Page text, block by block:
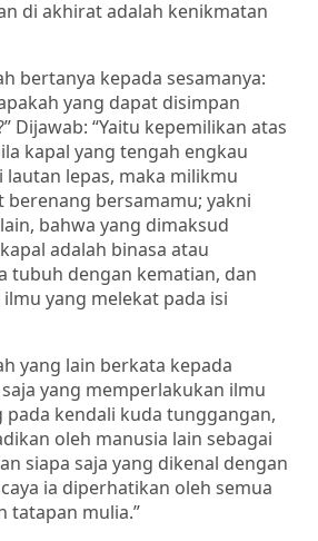
di akhirat adalah kenikmatan
bertanya kepada sesamanya:
yang dapat disimpan
Dijawab: “Yaitu kepemilikan atas
kapal yang tengah engkau
lepas, maka milikmu
bersamamu; yakni
bahwa yang dimaksud
adalah binasa atau
tubuh dengan kematian, dan
yang melekat pada isi
yang lain berkata kepada
saja yang memperlakukan ilmu
pada kendali kuda tunggangan,
oleh manusia lain sebagai
siapa saja yang dikenal dengan
ia diperhatikan oleh semua
tatapan mulia.”